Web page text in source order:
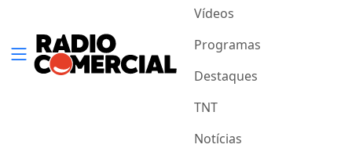
Vídeos
Programas
Destaques
TNT
Notícias